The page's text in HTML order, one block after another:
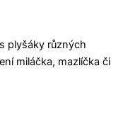
s plyšáky různých
miláčka, mazlíčka či